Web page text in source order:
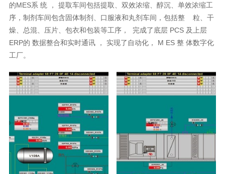
的MES系 统 ， 提取车间包括提取、双效浓缩、醇沉、单效浓缩工
序，制剂车间包含固体制剂、口服液和丸剂车间，包括整 粒、干
燥、总混、压片、包衣和包装等工序， 完成了底层 PCS 及上层
ERP的 数据整合和实时通讯 ， 实现了自动化， M ES 整 体数字化
工厂。